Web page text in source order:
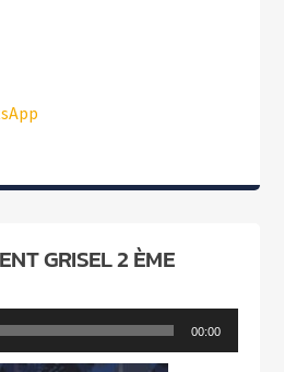
GRISEL 2 ÈME
00:00